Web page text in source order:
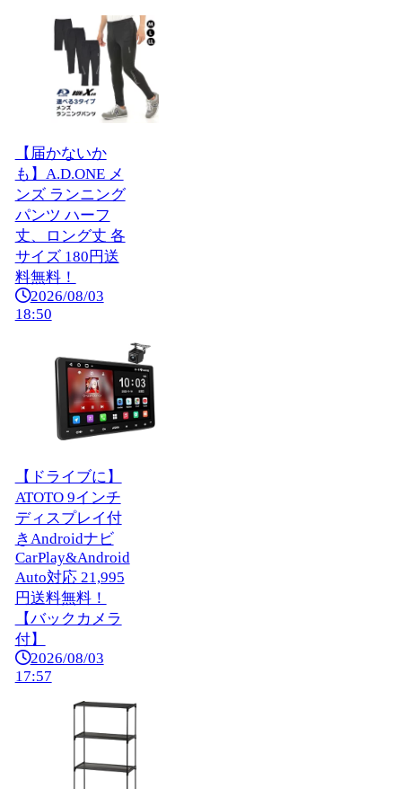
【届かないか
も】A.D.ONE メ
ンズ ランニング
パンツ ハーフ
丈、ロング丈 各
サイズ 180円送
料無料！
2026/08/03
18:50
【ドライブに】
ATOTO 9インチ
ディスプレイ付
きAndroidナビ
CarPlay&Android
Auto対応 21,995
円送料無料！
【バックカメラ
付】
2026/08/03
17:57